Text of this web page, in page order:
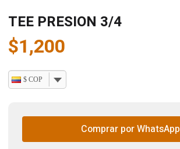
TEE PRESION 3/4
$1,200
$ COP
Comprar por WhatsApp